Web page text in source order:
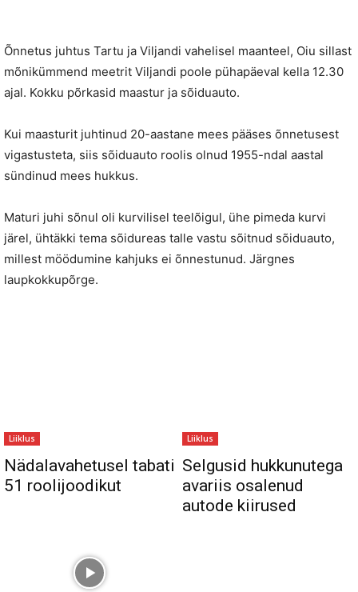
Õnnetus juhtus Tartu ja Viljandi vahelisel maanteel, Oiu sillast
mõnikümmend meetrit Viljandi poole pühapäeval kella 12.30
ajal. Kokku põrkasid maastur ja sõiduauto.
Kui maasturit juhtinud 20-aastane mees pääses õnnetusest
vigastusteta, siis sõiduauto roolis olnud 1955-ndal aastal
sündinud mees hukkus.
Maturi juhi sõnul oli kurvilisel teelõigul, ühe pimeda kurvi
järel, ühtäkki tema sõidureas talle vastu sõitnud sõiduauto,
millest möödumine kahjuks ei õnnestunud. Järgnes
laupkokkupõrge.
Liiklus
Nädalavahetusel tabati
51 roolijoodikut
Liiklus
Selgusid hukkunutega
avariis osalenud
autode kiirused